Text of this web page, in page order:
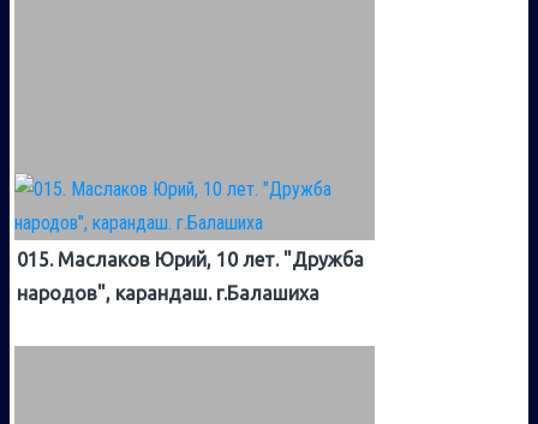
015. Маслаков Юрий, 10 лет. "Дружба
народов", карандаш. г.Балашиха